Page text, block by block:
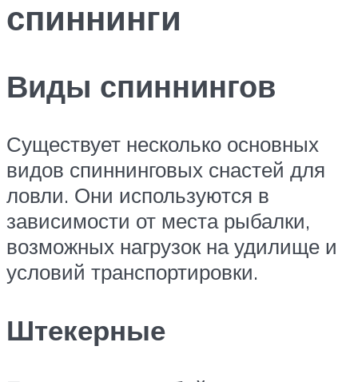
спиннинги
Виды спиннингов
Существует несколько основных
видов спиннинговых снастей для
ловли. Они используются в
зависимости от места рыбалки,
возможных нагрузок на удилище и
условий транспортировки.
Штекерные